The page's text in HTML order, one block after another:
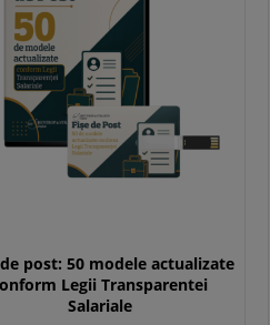
post: 50 modele actualizate
Legii Transparentei
Salariale